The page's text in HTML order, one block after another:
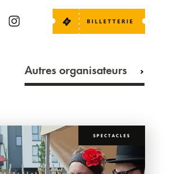
Autres organisateurs
SPECTACLES